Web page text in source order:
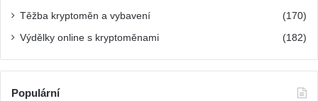
Těžba kryptoměn a vybavení (170)
Výdělky online s kryptoměnami (182)
Populární